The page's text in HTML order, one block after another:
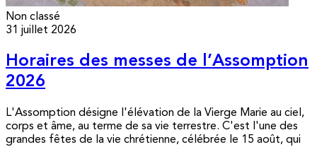
Non classé
31 juillet 2026
Horaires des messes de l’Assomption
2026
L'Assomption désigne l'élévation de la Vierge Marie au ciel,
corps et âme, au terme de sa vie terrestre. C'est l'une des
grandes fêtes de la vie chrétienne, célébrée le 15 août, qui